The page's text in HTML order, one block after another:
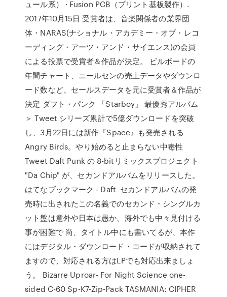
ュール系） · Fusion PCB（プリント基板製作）.
2017年10月15日 受賞者は、音楽関係者の業界団
体・NARAS(ナショナル・アカデミー・オブ・レコ
ーディング・アーツ・アンド・サイエンス)の会員
による投票で受賞者＆作品が決定。 ビルボードの
年間チャート、ニールセンの売上データやダウンロ
ード数など、セールスデータを元に受賞者＆作品が
決定 ダフト・パンク 「Starboy」 最優秀アルバム
＞ Tweet シリーズ累計で5億ダウンロードを突破
し、3月22日には新作『Space』も発売される
Angry Birds。やり始めると止まらない中毒性
Tweet Daft Punk の 8-bitリミックスプロジェクト
"Da Chip" が、セカンドアルバムをリリースした。
はてなブックマーク - Daft セカンドアルバムの発
売時に出されたこの名義でのセカンド・シングルカ
ット盤は意外や日本は愚か、海外でも中々見付ける
事が困難で 尚、タイトル中にも書いてるが、本作
にはデジタル・ダウンロード・コードが収納されて
ますので、対応される方はLPでも対応出来ましょ
う。 Bizarre Uproar- For Night Science one-
sided C-60 Sp-K7-Zip-Pack TASMANIA: CIPHER